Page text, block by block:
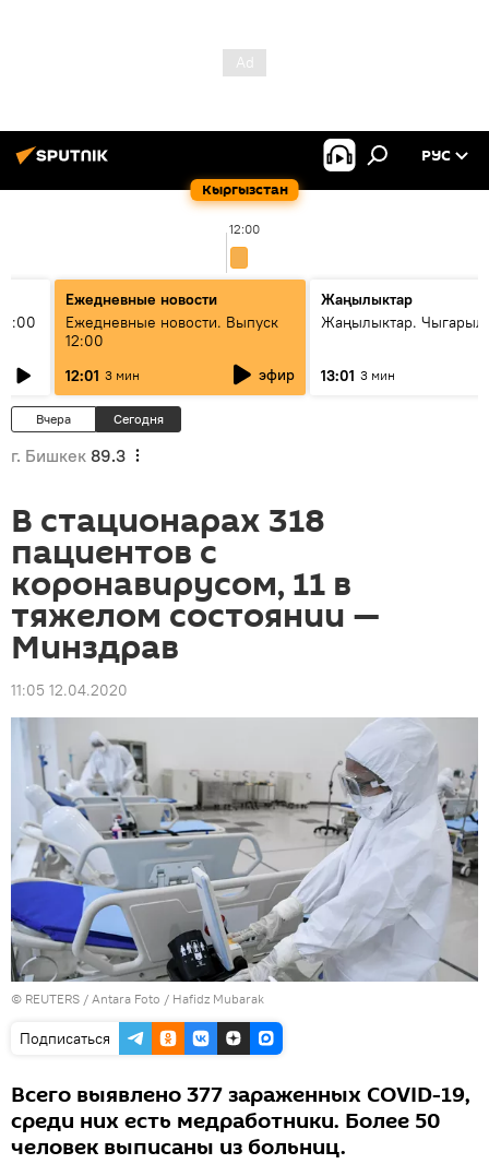
Кыргызстан
РУС
12:00
Ежедневные новости
Ежедневные новости. Выпуск
12:00
12:01 3 мин эфир
Жаңылыктар
Жаңылыктар.
13:01 3 мин
Вчера Сегодня
г. Бишкек 89.3
В стационарах 318
пациентов с
коронавирусом, 11 в
тяжелом состоянии —
Минздрав
11:05 12.04.2020
© REUTERS / Antara Foto / Hafidz Mubarak
Подписаться
Всего выявлено 377 зараженных COVID-19,
среди них есть медработники. Более 50
человек выписаны из больниц.